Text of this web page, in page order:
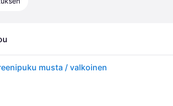
musta / valkoinen